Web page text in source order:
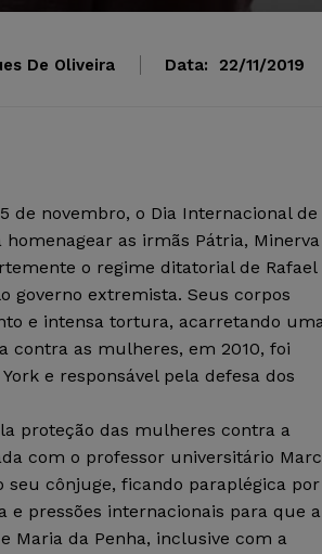
De Oliveira Data: 22/11/2019
de novembro, o Dia Internacional de
as irmãs Pátria, Minerva
o regime ditatorial de Rafael
governo extremista. Seus corpos
e intensa tortura, acarretando
contra as mulheres, em 2010, foi
e responsável pela defesa dos
proteção das mulheres contra a
com o professor universitário
seu cônjuge, ficando paraplégica por
pressões internacionais para que a
Maria da Penha, inclusive com a